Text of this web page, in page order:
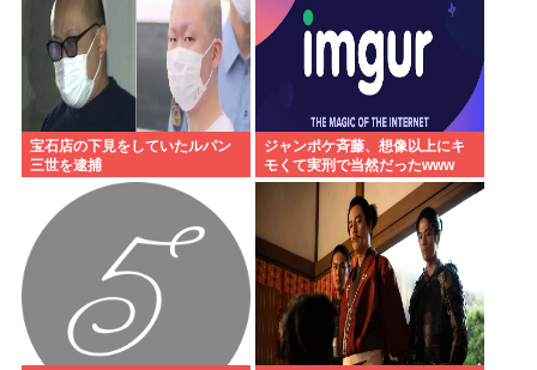
宝石店の下見をしていたルパン
三世を逮捕
ジャンポケ斉藤、想像以上にキ
モくて実刑で当然だったwww